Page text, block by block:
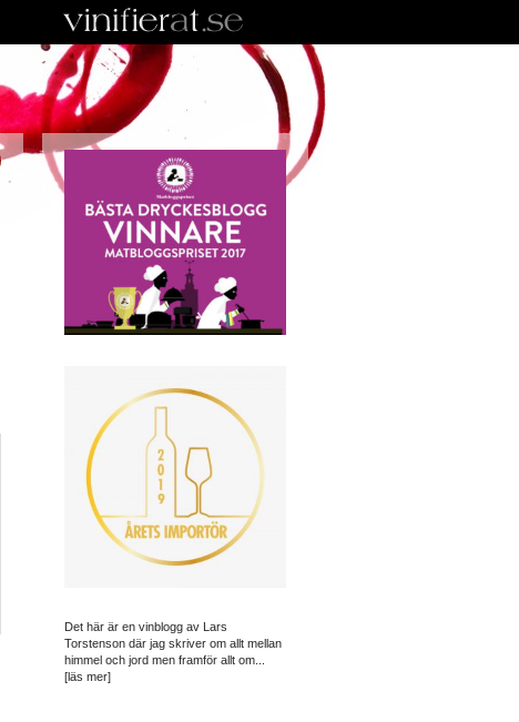
Det här är en vinblogg av Lars
Torstenson där jag skriver om allt mellan
himmel och jord men framför allt om...
[läs mer]